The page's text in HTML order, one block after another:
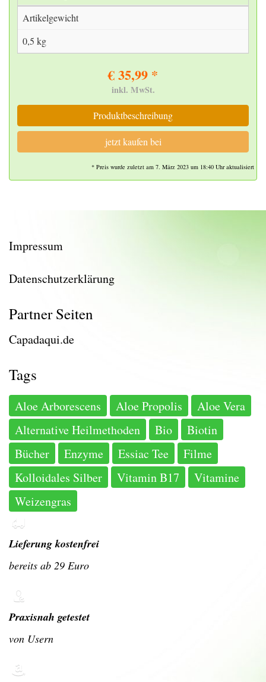
Artikelgewicht
0,5 kg
€ 35,99 *
inkl. MwSt.
Produktbeschreibung
jetzt kaufen bei
* Preis wurde zuletzt am 7. März 2023 um 18:40 Uhr aktualisiert
Impressum
Datenschutzerklärung
Partner Seiten
Capadaqui.de
Tags
Aloe Arborescens Aloe Propolis
Aloe Vera
Alternative Heilmethoden
Bio
Biotin
Bücher
Enzyme Essiac Tee
Filme
Kolloidales Silber
Vitamin B17
Vitamine
Weizengras
Lieferung kostenfrei
bereits ab 29 Euro
Praxisnah getestet
von Usern